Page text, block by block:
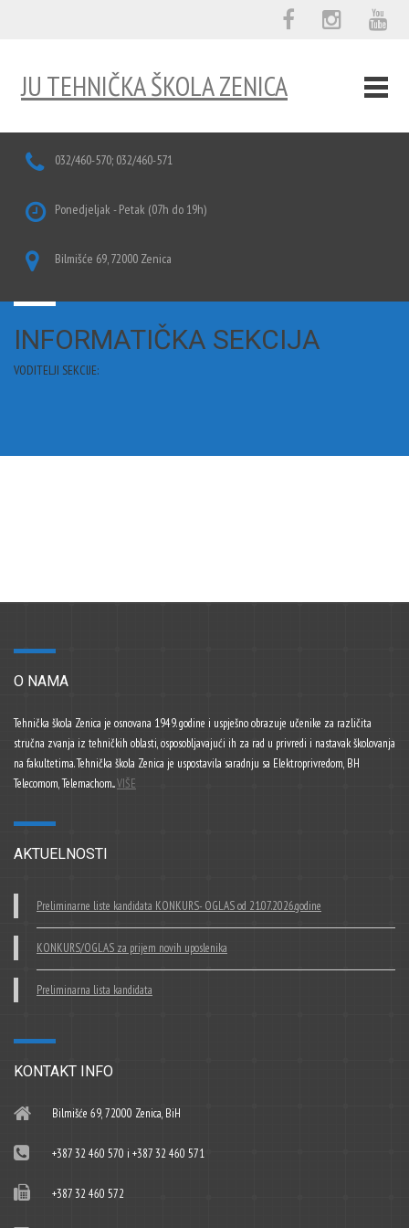
JU TEHNIČKA ŠKOLA ZENICA
032/460-570; 032/460-571
Ponedjeljak - Petak (07h do 19h)
Bilmišće 69, 72000 Zenica
INFORMATIČKA SEKCIJA
VODITELJI SEKCIJE:
O NAMA
Tehnička škola Zenica je osnovana 1949. godine i uspješno obrazuje učenike za različita
stručna zvanja iz tehničkih oblasti, osposobljavajući ih za rad u privredi i nastavak školovanja
na fakultetima. Tehnička škola Zenica je uspostavila saradnju sa Elektroprivredom, BH
Telecomom, Telemachom...VIŠE
AKTUELNOSTI
Preliminarne liste kandidata KONKURS- OGLAS od 21.07.2026.godine
KONKURS/OGLAS za prijem novih uposlenika
Preliminarna lista kandidata
KONTAKT INFO
Bilmišće 69, 72000 Zenica, BiH
+387 32 460 570 i +387 32 460 571
+387 32 460 572